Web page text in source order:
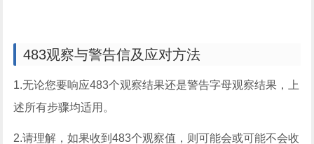
483观察与警告信及应对方法
1.无论您要响应483个观察结果还是警告字母观察结果，上
述所有步骤均适用。
2.请理解，如果收到483个观察值，则可能会或可能不会收